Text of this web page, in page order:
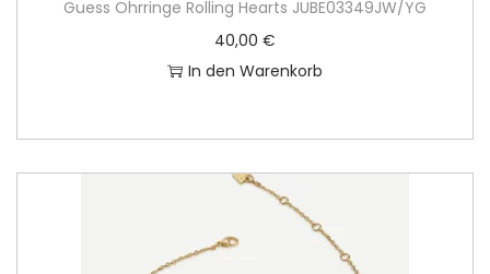
Guess Ohrringe Rolling Hearts JUBE03349JW/YG
40,00 €
In den Warenkorb